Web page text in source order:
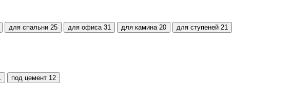
для спальни 25 для офиса 31 для камина 20 для ступеней 21
под цемент 12